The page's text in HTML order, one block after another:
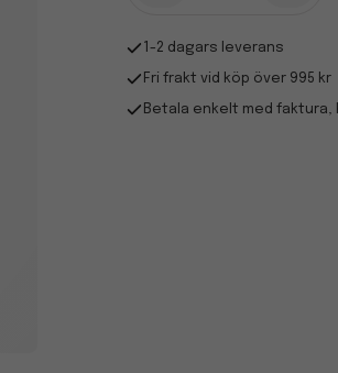
1-2 dagars leverans
Fri frakt vid köp över 995 kr
Betala enkelt med faktura,